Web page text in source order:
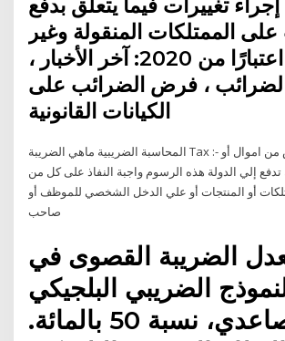
تغييرات فيما يتعلق بدفع
على الممتلكات المنقولة وغير
المنقولة اعتبارًا من 2020: آخر الأخبار ،
، فرض الضرائب على
الكيانات القانونية
المحاسبة الضريبية ماهي الضريبة Tax :- الضريبة ما يفرض من اموال أو
إلي الدولة هذه الرسوم واجبة النفاذ على كل من
أو المنتجات أو علي الدخل الشخصي للموظف أو
صاحب
الضريبة القصوى في
الضريبي البلجيكي
التصاعدي، نسبة 50 بالمائة.